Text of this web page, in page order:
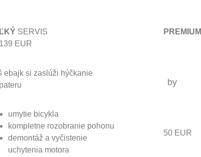
SERVIS
EUR
ebajk si zaslúži hýčkanie
umytie bicykla
kompletne rozobranie pohonu
demontáž a vyčistenie
uchytenia motora
PREMIUM
by
50 EUR